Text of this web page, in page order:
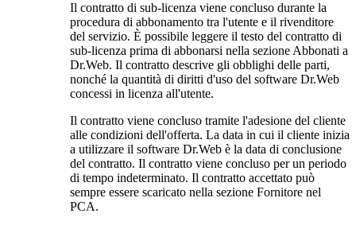
Il contratto di sub-licenza viene concluso durante la
procedura di abbonamento tra l'utente e il rivenditore
del servizio. È possibile leggere il testo del contratto di
sub-licenza prima di abbonarsi nella sezione Abbonati a
Dr.Web. Il contratto descrive gli obblighi delle parti,
nonché la quantità di diritti d'uso del software Dr.Web
concessi in licenza all'utente.
Il contratto viene concluso tramite l'adesione del cliente
alle condizioni dell'offerta. La data in cui il cliente inizia
a utilizzare il software Dr.Web è la data di conclusione
del contratto. Il contratto viene concluso per un periodo
di tempo indeterminato. Il contratto accettato può
sempre essere scaricato nella sezione Fornitore nel
PCA.